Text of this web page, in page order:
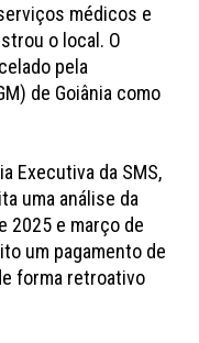
médicos e
o local. O
pela
de Goiânia como
Executiva da SMS,
uma análise da
2025 e março de
um pagamento de
forma retroativo